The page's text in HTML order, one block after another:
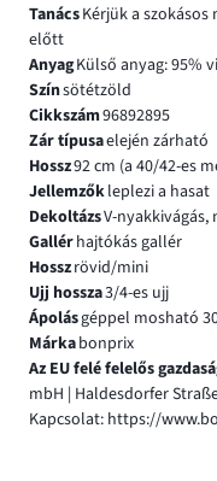
TanácsKérjük a
előtt
AnyagKülső anyag: 95%
Színsötétzöld
Cikkszám96892895
Zár típusaelején zárható
Hossz92 cm (a 40/42-es
Jellemzőkleplezi a hasat
DekoltázsV-nyakkivágás,
Gallérhajtókás gallér
Hosszrövid/mini
Ujj hossza3/4-es ujj
Ápolásgéppel mosható
Márkabonprix
Az EU felé felelős
mbH | Haldesdorfer
Kapcsolat: https://